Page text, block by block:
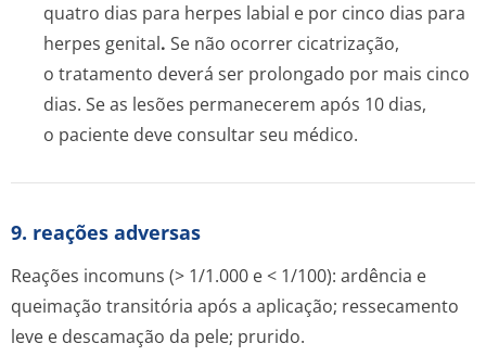
quatro dias para herpes labial e por cinco dias para
herpes genital. Se não ocorrer cicatrização,
o tratamento deverá ser prolongado por mais cinco
dias. Se as lesões permanecerem após 10 dias,
o paciente deve consultar seu médico.
9. reações adversas
Reações incomuns (> 1/1.000 e < 1/100): ardência e
queimação transitória após a aplicação; ressecamento
leve e descamação da pele; prurido.